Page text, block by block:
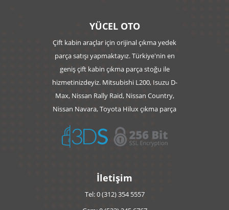
YÜCEL OTO
Çift kabin araçlar için orijinal çıkma yedek
parça satışı yapmaktayız. Türkiye'nin en
geniş çift kabin çıkma parça stoğu ile
hizmetinizdeyiz. Mitsubishi L200, Isuzu D-
Max, Nissan Rally Raid, Nissan Country,
Nissan Navara, Toyota Hilux çıkma parça
İletişim
Tel: 0 (312) 354 5557